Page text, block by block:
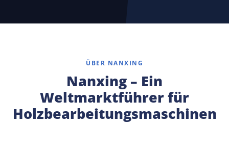
ÜBER NANXING
Nanxing – Ein
Weltmarktführer für
Holzbearbeitungsmaschinen